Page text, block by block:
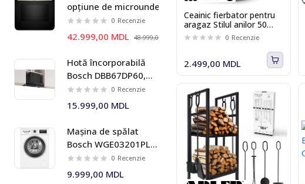
Liebherr
Miele
Quadron
Smeg
Tefal
opțiune de microunde
Bosch HMG778NB1 Seria I
8
0 Recenzie
42.999,00 MDL 48.999,00 MDL
Hotă încorporabilă
Bosch DBB67DP60,
699 m³/h, 60 cm,
negru mat, Seria I 6
0 Recenzie
15.999,00 MDL
Mașina de spălat
Bosch WGE03201PL 8
kg 1200 rpm Seria I 4
0 Recenzie
9.999,00 MDL
Ceainic fierbator pentru
aragaz Stilul anilor 50
Smeg WKF01CR
0 Recenzie
2.499,00 MDL